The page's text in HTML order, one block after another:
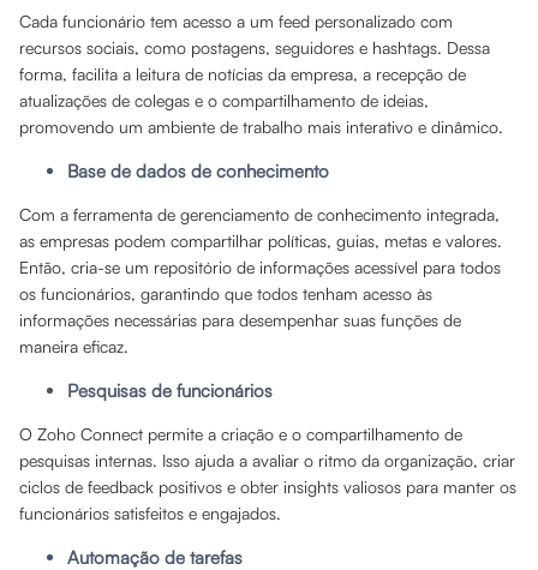
Cada funcionário tem acesso a um feed personalizado com
recursos sociais, como postagens, seguidores e hashtags. Dessa
forma, facilita a leitura de notícias da empresa, a recepção de
atualizações de colegas e o compartilhamento de ideias,
promovendo um ambiente de trabalho mais interativo e dinâmico.
Base de dados de conhecimento
Com a ferramenta de gerenciamento de conhecimento integrada,
as empresas podem compartilhar políticas, guias, metas e valores.
Então, cria-se um repositório de informações acessível para todos
os funcionários, garantindo que todos tenham acesso às
informações necessárias para desempenhar suas funções de
maneira eficaz.
Pesquisas de funcionários
O Zoho Connect permite a criação e o compartilhamento de
pesquisas internas. Isso ajuda a avaliar o ritmo da organização, criar
ciclos de feedback positivos e obter insights valiosos para manter os
funcionários satisfeitos e engajados.
Automação de tarefas